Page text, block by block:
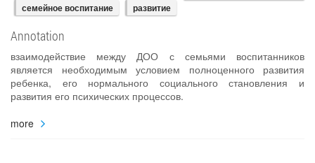
семейное воспитание
развитие
Annotation
взаимодействие между ДОО с семьями воспитанников
является необходимым условием полноценного развития
ребенка, его нормального социального становления и
развития его психических процессов.
more